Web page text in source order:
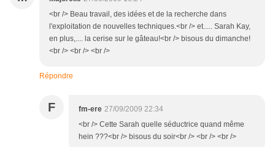
<br /> Beau travail, des idées et de la recherche dans
l'exploitation de nouvelles techniques.<br /> et..... Sarah Kay,
en plus,.... la cerise sur le gâteau!<br /> bisous du dimanche!
<br /> <br /> <br />
Répondre
F fm-ere 27/09/2009 22:34
<br /> Cette Sarah quelle séductrice quand même
hein ???<br /> bisous du soir<br /> <br /> <br />